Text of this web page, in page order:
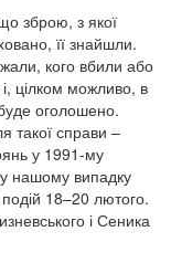
зброю, з якої
її знайшли.
кого вбили або
цілком можливо, в
оголошено.
такої справи –
у 1991-му
нашому випадку
18–20 лютого.
і Сеника